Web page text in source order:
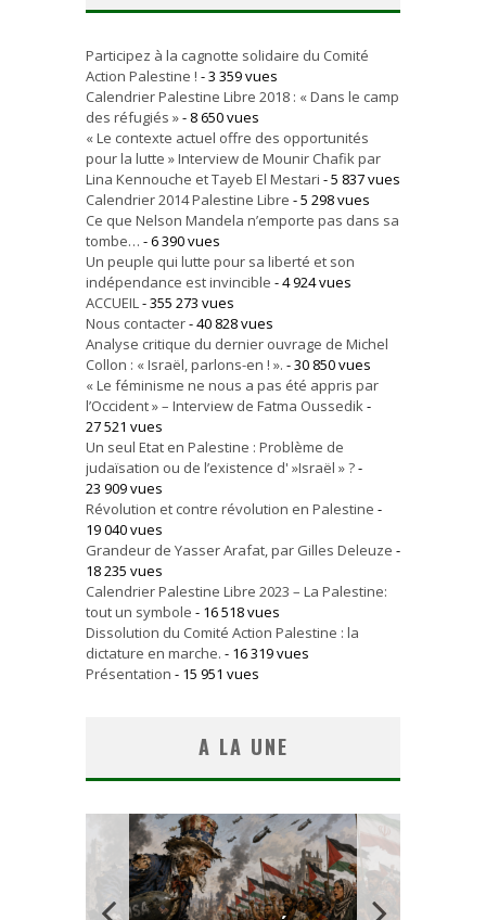
Participez à la cagnotte solidaire du Comité
Action Palestine ! - 3 359 vues
Calendrier Palestine Libre 2018 : « Dans le camp
des réfugiés »- 8 650 vues
« Le contexte actuel offre des opportunités
pour la lutte » Interview de Mounir Chafik par
Lina Kennouche et Tayeb El Mestari - 5 837 vues
Calendrier 2014 Palestine Libre - 5 298 vues
Ce que Nelson Mandela n’emporte pas dans sa
tombe… - 6 390 vues
Un peuple qui lutte pour sa liberté et son
indépendance est invincible - 4 924 vues
ACCUEIL- 355 273 vues
Nous contacter- 40 828 vues
Analyse critique du dernier ouvrage de Michel
Collon : « Israël, parlons-en ! ». - 30 850 vues
« Le féminisme ne nous a pas été appris par
l’Occident » – Interview de Fatma Oussedik-
27 521 vues
Un seul Etat en Palestine : Problème de
judaïsation ou de l’existence d' »Israël » ?-
23 909 vues
Révolution et contre révolution en Palestine -
19 040 vues
Grandeur de Yasser Arafat, par Gilles Deleuze -
18 235 vues
Calendrier Palestine Libre 2023 – La Palestine:
tout un symbole - 16 518 vues
Dissolution du Comité Action Palestine : la
dictature en marche. - 16 319 vues
Présentation - 15 951 vues
A LA UNE